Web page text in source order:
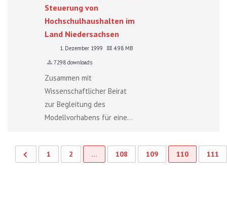
Steuerung von
Hochschulhaushalten im
Land Niedersachsen
1. Dezember 1999
4.98 MB
7298 downloads
Zusammen mit
Wissenschaftlicher Beirat
zur Begleitung des
Modellvorhabens für eine...
1 2 … 108 109 110 111